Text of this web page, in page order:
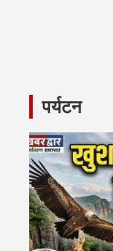
पर्यटन